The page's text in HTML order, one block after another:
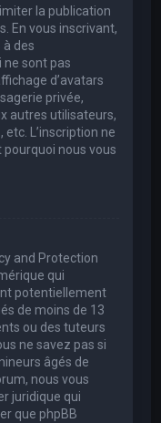
la publication
En vous inscrivant,
des
sont pas
d’avatars
privée,
autres utilisateurs,
etc. L’inscription ne
pourquoi nous vous
and Protection
qui
potentiellement
de moins de 13
ou des tuteurs
ne savez pas si
âgés de
nous vous
juridique qui
que phpBB